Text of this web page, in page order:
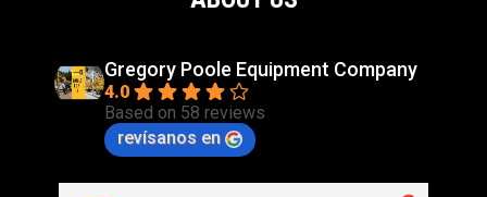
Gregory Poole Equipment Company
4.0
Based on 58 reviews
revísanos en